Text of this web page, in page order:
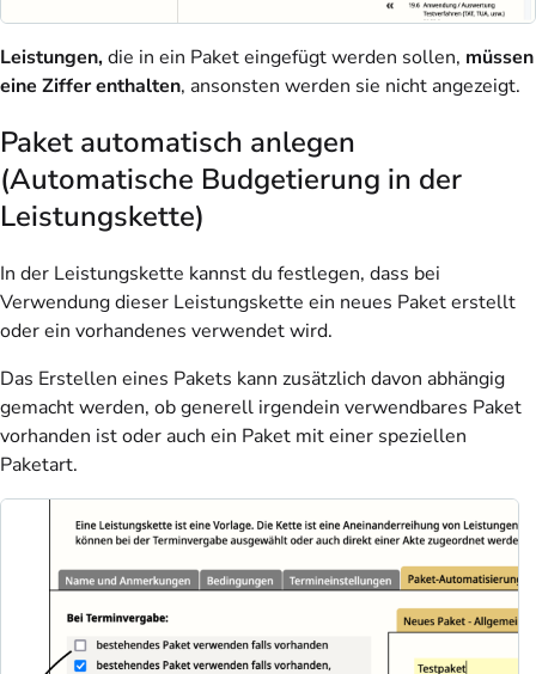
Leistungen,die in ein Paket eingefügt werden sollen, müssen
eine Ziffer enthalten, ansonsten werden sie nicht angezeigt.
Paket automatisch anlegen
(Automatische Budgetierung in der
Leistungskette)
In der Leistungskette kannst du festlegen, dass bei
Verwendung dieser Leistungskette ein neues Paket erstellt
oder ein vorhandenes verwendet wird.
Das Erstellen eines Pakets kann zusätzlich davon abhängig
gemacht werden, ob generell irgendein verwendbares Paket
vorhanden ist oder auch ein Paket mit einer speziellen
Paketart.